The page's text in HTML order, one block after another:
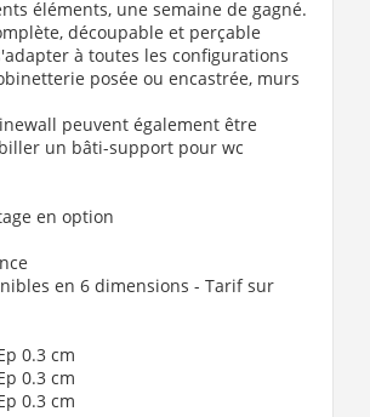
éléments, une semaine de gagné.
découpable et perçable
à toutes les configurations
posée ou encastrée, murs
peuvent également être
un bâti-support pour wc
en option
en 6 dimensions - Tarif sur
0.3 cm
0.3 cm
0.3 cm